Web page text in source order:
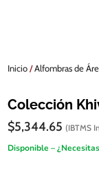
Inicio/Alfombras de
Colección
$5,344.65 (IBTMS
Disponible –